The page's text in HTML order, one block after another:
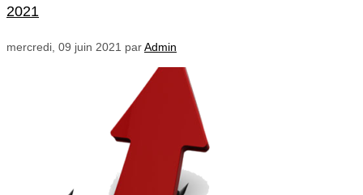
2021
mercredi, 09 juin 2021 parAdmin